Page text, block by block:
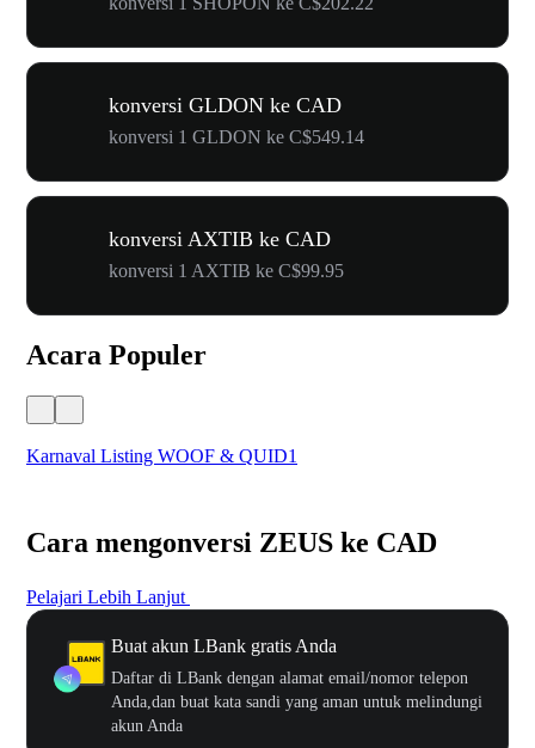
konversi GLDON ke CAD
konversi 1 GLDON ke C$549.14
konversi AXTIB ke CAD
konversi 1 AXTIB ke C$99.95
Acara Populer
Karnaval Listing WOOF & QUID1
Cara mengonversi ZEUS ke CAD
Pelajari Lebih Lanjut
Buat akun LBank gratis Anda
Daftar di LBank dengan alamat email/nomor telepon
Anda,dan buat kata sandi yang aman untuk melindungi
akun Anda